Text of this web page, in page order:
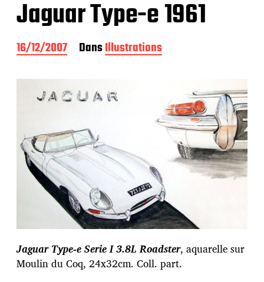
Jaguar Type-e 1961
D
a
e
b
o
16/12/2007 DansIllustrations
Jaguar Type-e Serie I 3.8L Roadster, aquarelle sur
Moulin du Coq, 24x32cm. Coll. part.